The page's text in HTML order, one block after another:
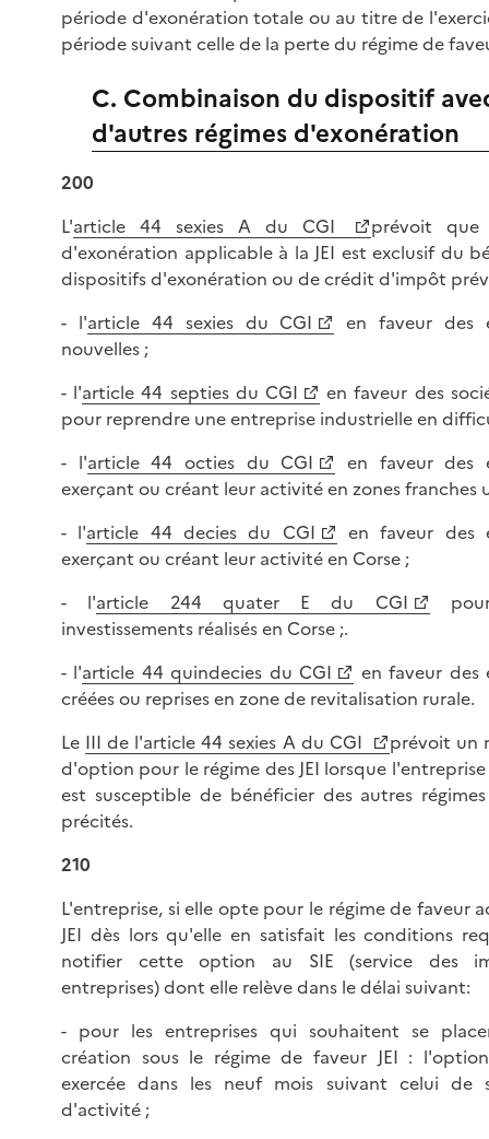
période d'exonération totale ou au titre de
période suivant celle de la perte du régime de
C. Combinaison du dispositif
d'autres régimes d'exonération
200
L'article 44 sexies A du CGI
prévoit que
d'exonération applicable à la JEI est exclusif du
dispositifs d'exonération ou de crédit d'impôt
- l'article 44 sexies du CGI
en faveur des
nouvelles ;
- l'article 44 septies du CGI
en faveur des
pour reprendre une entreprise industrielle en
- l'article 44 octies du CGI
en faveur des
exerçant ou créant leur activité en zones franches
- l'article 44 decies du CGI
en faveur des
exerçant ou créant leur activité en Corse ;
- l'article 244 quater E du CGI
investissements réalisés en Corse ;.
- l'article 44 quindecies du CGI
en faveur des
créées ou reprises en zone de revitalisation rurale.
Le III de l'article 44 sexies A du CGI
prévoit un
d'option pour le régime des JEI lorsque
est susceptible de bénéficier des autres
précités.
210
L'entreprise, si elle opte pour le régime de faveur
JEI dès lors qu'elle en satisfait les conditions
notifier cette option au SIE (service des
entreprises) dont elle relève dans le délai suivant:
- pour les entreprises qui souhaitent se
création sous le régime de faveur JEI :
exercée dans les neuf mois suivant celui de
d'activité ;